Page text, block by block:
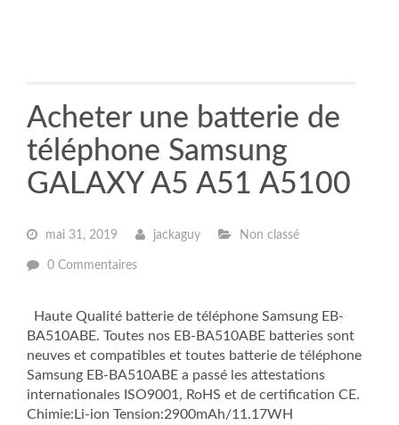
Acheter une batterie de
téléphone Samsung
GALAXY A5 A51 A5100
mai 31, 2019 jackaguy Non classé
0 Commentaires
Haute Qualité batterie de téléphone Samsung EB-
BA510ABE. Toutes nos EB-BA510ABE batteries sont
neuves et compatibles et toutes batterie de téléphone
Samsung EB-BA510ABE a passé les attestations
internationales ISO9001, RoHS et de certification CE.
Chimie:Li-ion Tension:2900mAh/11.17WH